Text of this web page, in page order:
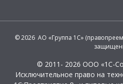
© 2026 АО «Группа 1С»
© 2011- 2026 ООО «1С-
Исключительное право на